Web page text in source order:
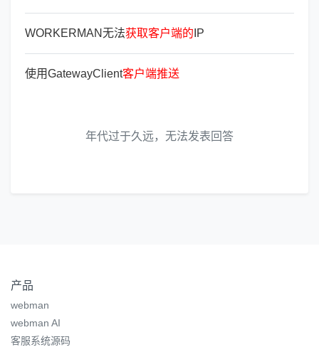
WORKERMAN无法获取客户端的 IP
使用GatewayClient客户端推送
年代过于久远，无法发表回答
产品
webman
webman AI
客服系统源码